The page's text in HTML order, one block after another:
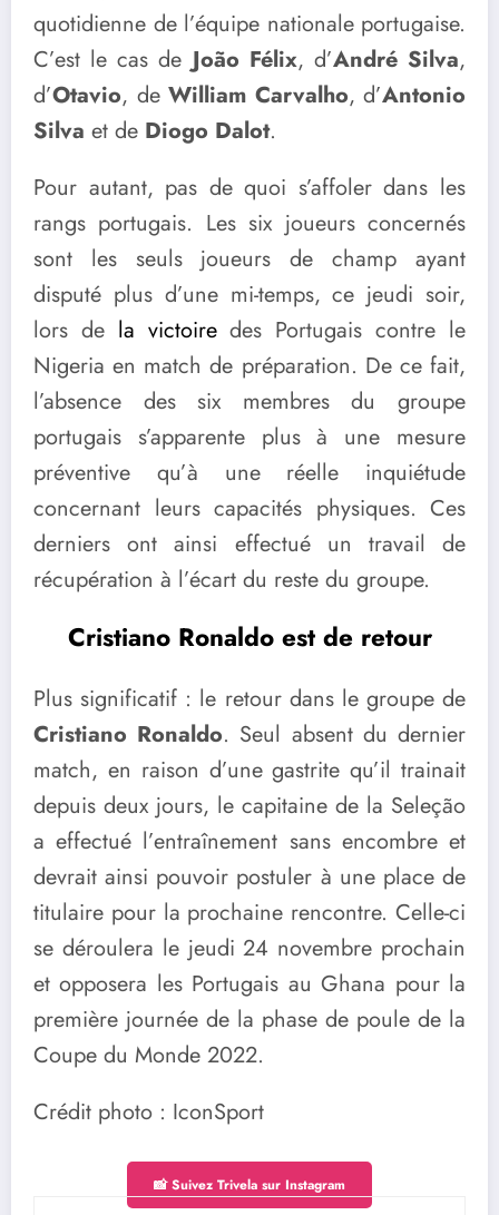
quotidienne de l’équipe nationale portugaise.
C’est le cas deJoão Félix, d’André Silva,
d’Otavio, de William Carvalho, d’Antonio
Silva et de Diogo Dalot.
Pour autant, pas de quoi s’affoler dans les
rangs portugais. Les six joueurs concernés
sont les seuls joueurs de champ ayant
disputé plus d’une mi-temps, ce jeudi soir,
lors de la victoiredes Portugais contre le
Nigeria en match de préparation. De ce fait,
l’absence des six membres du groupe
portugais s’apparente plus à une mesure
préventive qu’à une réelle inquiétude
concernant leurs capacités physiques. Ces
derniers ont ainsi effectué un travail de
récupération à l’écart du reste du groupe.
Cristiano Ronaldo est de retour
Plus significatif : le retour dans le groupe de
Cristiano Ronaldo. Seul absent du dernier
match, en raison d’une gastrite qu’il trainait
depuis deux jours, le capitaine de la Seleção
a effectué l’entraînement sans encombre et
devrait ainsi pouvoir postuler à une place de
titulaire pour la prochaine rencontre. Celle-ci
se déroulera le jeudi 24 novembre prochain
et opposera les Portugais au Ghana pour la
première journée de la phase de poule de la
Coupe du Monde 2022.
Crédit photo : IconSport
📸 Suivez Trivela sur Instagram